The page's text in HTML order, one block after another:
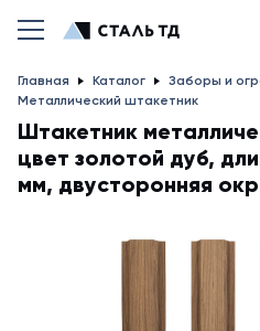
Главная Каталог
Заборы и
Металлический штакетник
Штакетник
цвет золотой дуб,
мм, двусторонняя